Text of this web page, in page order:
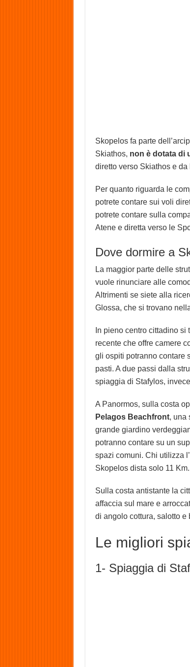
Skopelos fa parte
Skiathos, non è dotata di
diretto verso Skiathos e
Per quanto riguarda le
potrete contare sui voli
potrete contare sulla
Atene e diretta verso le
Dove dormire a
La maggior parte delle
vuole rinunciare alle
Altrimenti se siete alla
Glossa, che si trovano
In pieno centro cittadino si
recente che offre camere
gli ospiti potranno contare
pasti. A due passi dalla
spiaggia di Stafylos,
A Panormos, sulla costa
Pelagos Beachfront, una
grande giardino
potranno contare su un
spazi comuni. Chi utilizza
Skopelos dista solo 11 Km.
Sulla costa antistante la
affaccia sul mare e
di angolo cottura, salotto
Le migliori
1- Spiaggia di